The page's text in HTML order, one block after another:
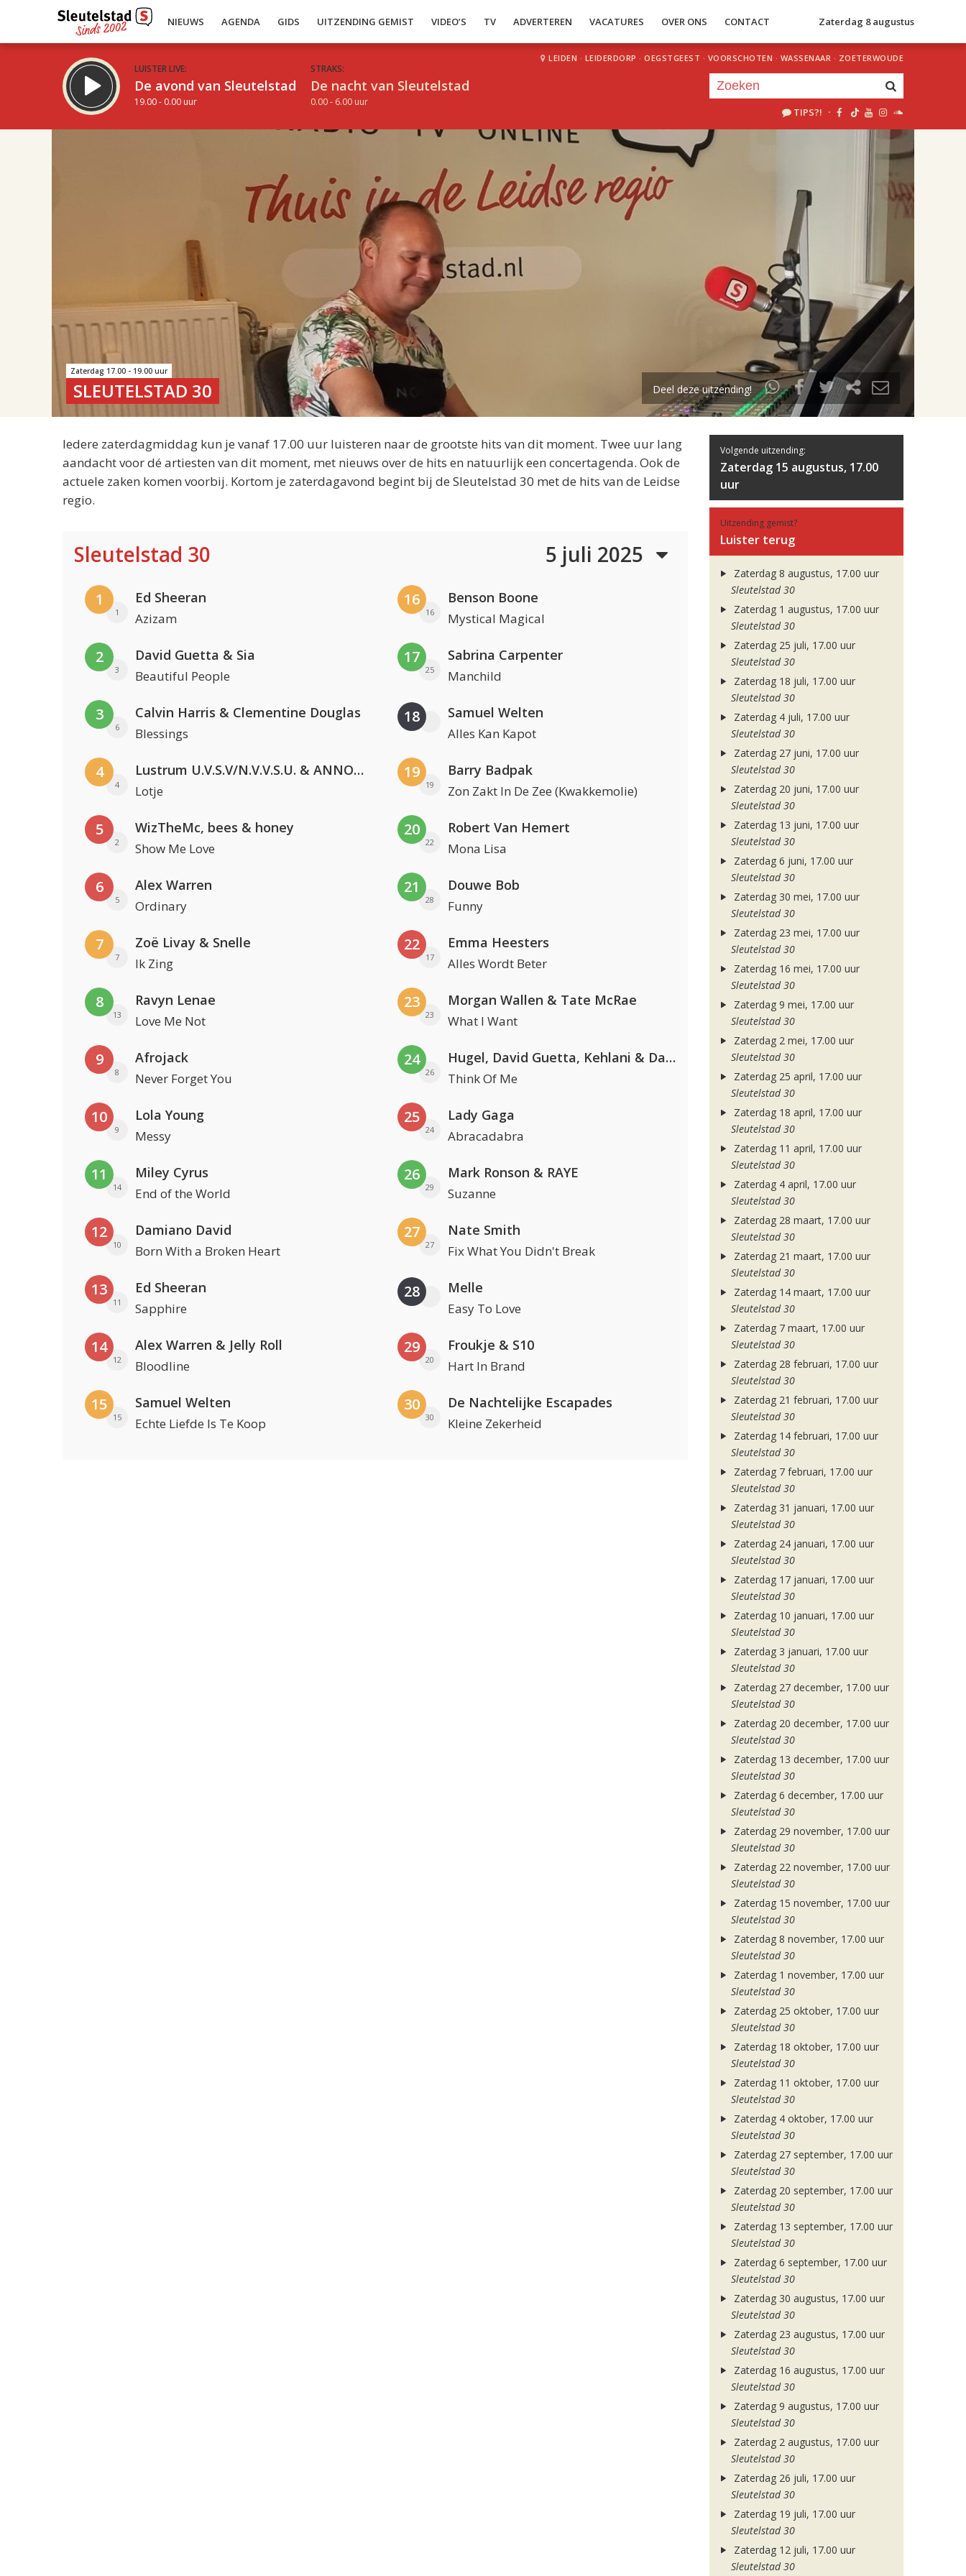
NIEUWS AGENDA GIDS UITZENDING GEMIST VIDEO’S TV ADVERTEREN VACATURES OVER ONS CONTACT Zaterdag 8 augustus
LUISTER LIVE:
De avond van Sleutelstad
19.00 - 0.00 uur
STRAKS:
De nacht van Sleutelstad
0.00 - 6.00 uur
LEIDEN · LEIDERDORP · OEGSTGEEST · VOORSCHOTEN · WASSENAAR · ZOETERWOUDE
TIPS?! ·
uur 1 van 2
Volgend uur
Zaterdag 17.00 - 19.00 uur
SLEUTELSTAD 30 Deel deze uitzending!
Iedere zaterdagmiddag kun je vanaf 17.00 uur luisteren naar de grootste hits van dit moment. Twee uur lang
aandacht voor dé artiesten van dit moment, met nieuws over de hits en natuurlijk een concertagenda. Ook de
actuele zaken komen voorbij. Kortom je zaterdagavond begint bij de Sleutelstad 30 met de hits van de Leidse
regio.
Sleutelstad 30 5 juli 2025
1
1
Ed Sheeran
Azizam
2
3
David Guetta & Sia
Beautiful People
3
6
Calvin Harris & Clementine Douglas
Blessings
4
4
Lustrum U.V.S.V/N.V.V.S.U. & ANNO ONS & Jopke van Dobbenburgh & Roeland Beelen
Lotje
5
2
WizTheMc, bees & honey
Show Me Love
6
5
Alex Warren
Ordinary
7
7
Zoë Livay & Snelle
Ik Zing
8
13
Ravyn Lenae
Love Me Not
9
8
Afrojack
Never Forget You
10
9
Lola Young
Messy
11
14
Miley Cyrus
End of the World
12
10
Damiano David
Born With a Broken Heart
13
11
Ed Sheeran
Sapphire
14
12
Alex Warren & Jelly Roll
Bloodline
15
15
Samuel Welten
Echte Liefde Is Te Koop
16
16
Benson Boone
Mystical Magical
17
25
Sabrina Carpenter
Manchild
18 Samuel Welten
Alles Kan Kapot
19
19
Barry Badpak
Zon Zakt In De Zee (Kwakkemolie)
20
22
Robert Van Hemert
Mona Lisa
21
28
Douwe Bob
Funny
22
17
Emma Heesters
Alles Wordt Beter
23
23
Morgan Wallen & Tate McRae
What I Want
24
26
Hugel, David Guetta, Kehlani & Daecolm
Think Of Me
25
24
Lady Gaga
Abracadabra
26
29
Mark Ronson & RAYE
Suzanne
27
27
Nate Smith
Fix What You Didn't Break
28 Melle
Easy To Love
29
20
Froukje & S10
Hart In Brand
30
30
De Nachtelijke Escapades
Kleine Zekerheid
Volgende uitzending:
Zaterdag 15 augustus, 17.00
uur
Uitzending gemist?
Luister terug
Zaterdag 8 augustus, 17.00 uur
Sleutelstad 30
Zaterdag 1 augustus, 17.00 uur
Sleutelstad 30
Zaterdag 25 juli, 17.00 uur
Sleutelstad 30
Zaterdag 18 juli, 17.00 uur
Sleutelstad 30
Zaterdag 4 juli, 17.00 uur
Sleutelstad 30
Zaterdag 27 juni, 17.00 uur
Sleutelstad 30
Zaterdag 20 juni, 17.00 uur
Sleutelstad 30
Zaterdag 13 juni, 17.00 uur
Sleutelstad 30
Zaterdag 6 juni, 17.00 uur
Sleutelstad 30
Zaterdag 30 mei, 17.00 uur
Sleutelstad 30
Zaterdag 23 mei, 17.00 uur
Sleutelstad 30
Zaterdag 16 mei, 17.00 uur
Sleutelstad 30
Zaterdag 9 mei, 17.00 uur
Sleutelstad 30
Zaterdag 2 mei, 17.00 uur
Sleutelstad 30
Zaterdag 25 april, 17.00 uur
Sleutelstad 30
Zaterdag 18 april, 17.00 uur
Sleutelstad 30
Zaterdag 11 april, 17.00 uur
Sleutelstad 30
Zaterdag 4 april, 17.00 uur
Sleutelstad 30
Zaterdag 28 maart, 17.00 uur
Sleutelstad 30
Zaterdag 21 maart, 17.00 uur
Sleutelstad 30
Zaterdag 14 maart, 17.00 uur
Sleutelstad 30
Zaterdag 7 maart, 17.00 uur
Sleutelstad 30
Zaterdag 28 februari, 17.00 uur
Sleutelstad 30
Zaterdag 21 februari, 17.00 uur
Sleutelstad 30
Zaterdag 14 februari, 17.00 uur
Sleutelstad 30
Zaterdag 7 februari, 17.00 uur
Sleutelstad 30
Zaterdag 31 januari, 17.00 uur
Sleutelstad 30
Zaterdag 24 januari, 17.00 uur
Sleutelstad 30
Zaterdag 17 januari, 17.00 uur
Sleutelstad 30
Zaterdag 10 januari, 17.00 uur
Sleutelstad 30
Zaterdag 3 januari, 17.00 uur
Sleutelstad 30
Zaterdag 27 december, 17.00 uur
Sleutelstad 30
Zaterdag 20 december, 17.00 uur
Sleutelstad 30
Zaterdag 13 december, 17.00 uur
Sleutelstad 30
Zaterdag 6 december, 17.00 uur
Sleutelstad 30
Zaterdag 29 november, 17.00 uur
Sleutelstad 30
Zaterdag 22 november, 17.00 uur
Sleutelstad 30
Zaterdag 15 november, 17.00 uur
Sleutelstad 30
Zaterdag 8 november, 17.00 uur
Sleutelstad 30
Zaterdag 1 november, 17.00 uur
Sleutelstad 30
Zaterdag 25 oktober, 17.00 uur
Sleutelstad 30
Zaterdag 18 oktober, 17.00 uur
Sleutelstad 30
Zaterdag 11 oktober, 17.00 uur
Sleutelstad 30
Zaterdag 4 oktober, 17.00 uur
Sleutelstad 30
Zaterdag 27 september, 17.00 uur
Sleutelstad 30
Zaterdag 20 september, 17.00 uur
Sleutelstad 30
Zaterdag 13 september, 17.00 uur
Sleutelstad 30
Zaterdag 6 september, 17.00 uur
Sleutelstad 30
Zaterdag 30 augustus, 17.00 uur
Sleutelstad 30
Zaterdag 23 augustus, 17.00 uur
Sleutelstad 30
Zaterdag 16 augustus, 17.00 uur
Sleutelstad 30
Zaterdag 9 augustus, 17.00 uur
Sleutelstad 30
Zaterdag 2 augustus, 17.00 uur
Sleutelstad 30
Zaterdag 26 juli, 17.00 uur
Sleutelstad 30
Zaterdag 19 juli, 17.00 uur
Sleutelstad 30
Zaterdag 12 juli, 17.00 uur
Sleutelstad 30